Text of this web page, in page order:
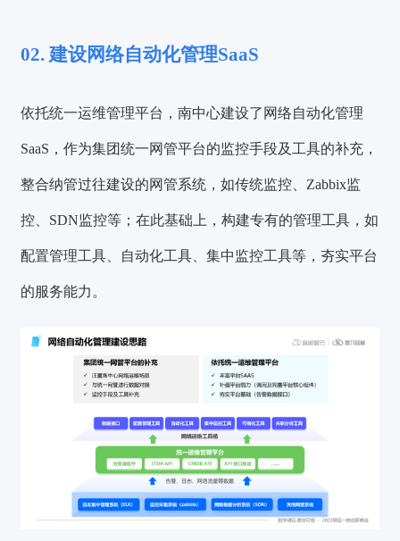
02. 建设网络自动化管理SaaS
依托统一运维管理平台，南中心建设了网络自动化管理
SaaS，作为集团统一网管平台的监控手段及工具的补充，
整合纳管过往建设的网管系统，如传统监控、Zabbix监
控、SDN监控等；在此基础上，构建专有的管理工具，如
配置管理工具、自动化工具、集中监控工具等，夯实平台
的服务能力。